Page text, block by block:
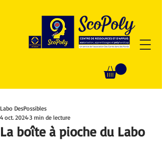
La boîte à pioche du Labo
Labo DesPossibles
4 oct. 2024 3 min de lecture